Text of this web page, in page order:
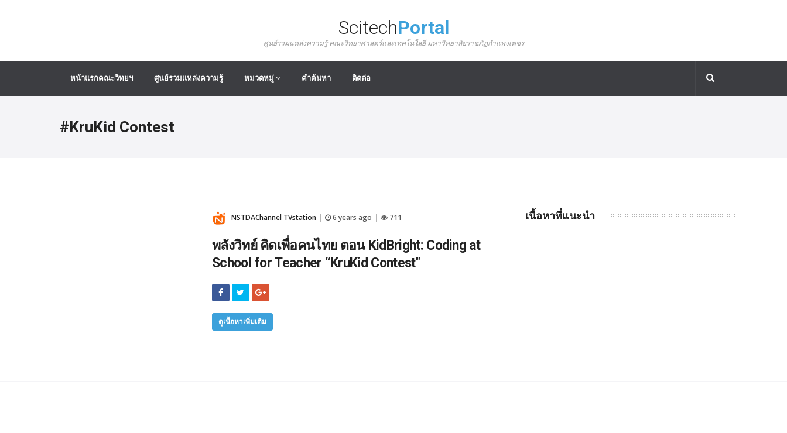
ScitechPortal
ศูนย์รวมแหล่งความรู้ คณะวิทยาศาสตร์และเทคโนโลยี มหาวิทยาลัยราชภัฏกำแพงเพชร
หน้าแรกคณะวิทยฯ ศูนย์รวมแหล่งความรู้ หมวดหมู่ คำค้นหา ติดต่อ
#KruKid Contest
NSTDAChannel TVstation 6 years ago 711
พลังวิทย์ คิดเพื่อคนไทย ตอน KidBright: Coding at
School for Teacher “KruKid Contest"
ดูเนื้อหาเพิ่มเติม
เนื้อหาที่แนะนำ